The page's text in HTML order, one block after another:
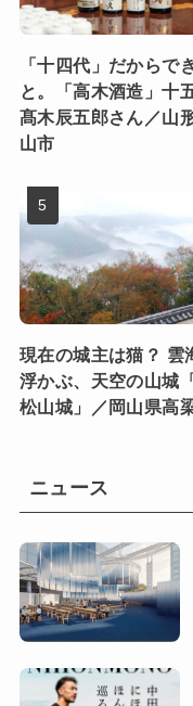
「十四代」だからで
と。「高木酒造」十
髙木辰五郎さん／山
山市
現在の城主は猫？ 雲
浮かぶ、天空の山城
松山城」／岡山県高
ニュース